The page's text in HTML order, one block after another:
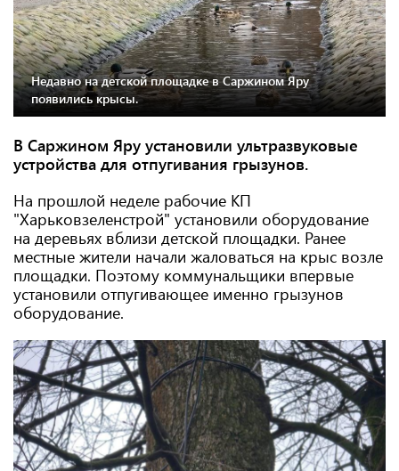
Недавно на детской площадке в Саржином Яру
появились крысы.
В Саржином Яру установили ультразвуковые
устройства для отпугивания грызунов.
На прошлой неделе рабочие КП
"Харьковзеленстрой" установили оборудование
на деревьях вблизи детской площадки. Ранее
местные жители начали жаловаться на крыс возле
площадки. Поэтому коммунальщики впервые
установили отпугивающее именно грызунов
оборудование.